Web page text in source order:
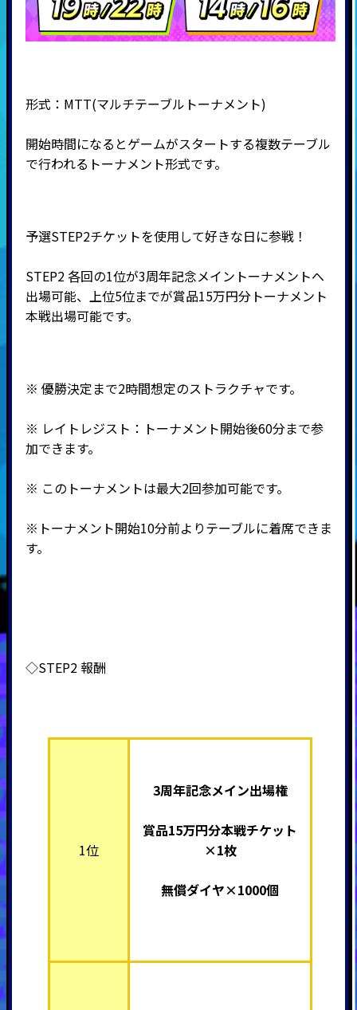
形式： MTT(マルチテーブルトーナメント)
開始時間になるとゲームがスタートする複数テーブル
で行われるトーナメント形式です。
予選STEP2チケットを使用して好きな日に参戦！
STEP2 各回の1位が3周年記念メイントーナメントへ
出場可能、上位5位までが賞品15万円分トーナメント
本戦出場可能です。
※ 優勝決定まで2時間想定のストラクチャです。
※ レイトレジスト：トーナメント開始後60分まで参
加できます。
※ このトーナメントは最大2回参加可能です。
※トーナメント開始10分前よりテーブルに着席できま
す。
◇STEP2 報酬
1位
3周年記念メイン出場権
賞品15万円分本戦チケット
×1枚
無償ダイヤ×1000個